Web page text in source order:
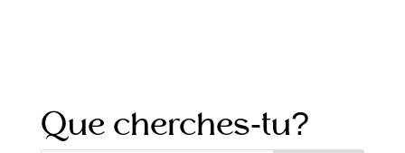
Que cherches-tu?